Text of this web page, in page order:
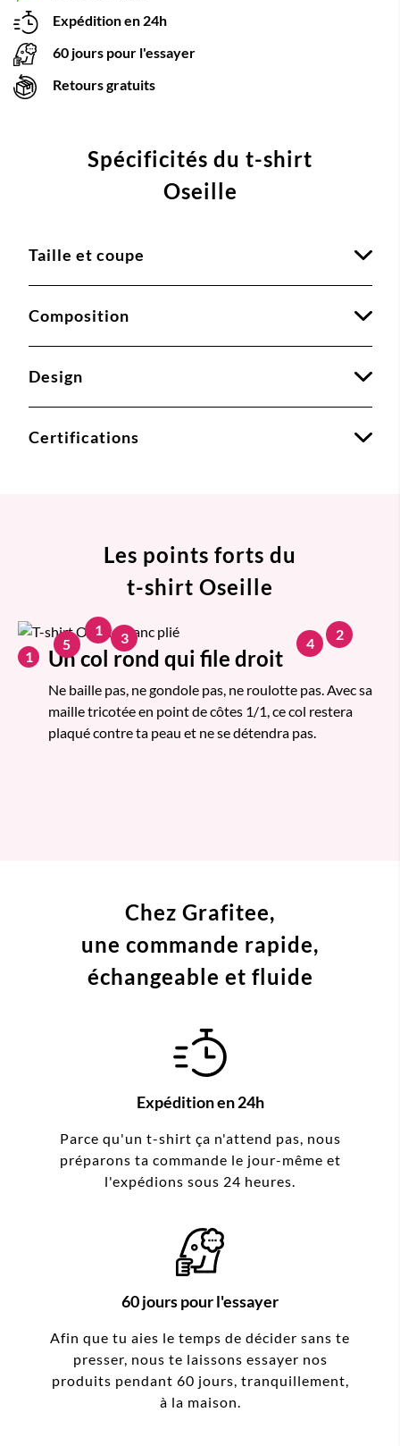
Expédition en 24h
60 jours pour l'essayer
Retours gratuits
Spécificités du t-shirt
Oseille
Taille et coupe
Composition
Design
Certifications
Les points forts du
t-shirt Oseille
1 Un col rond qui file droit
Ne baille pas, ne gondole pas, ne roulotte pas. Avec sa
maille tricotée en point de côtes 1/1, ce col restera
plaqué contre ta peau et ne se détendra pas.
1 2
3 4
5
Chez Grafitee,
une commande rapide,
échangeable et fluide
Expédition en 24h
Parce qu'un t-shirt ça n'attend pas, nous
préparons ta commande le jour-même et
l'expédions sous 24 heures.
60 jours pour l'essayer
Afin que tu aies le temps de décider sans te
presser, nous te laissons essayer nos
produits pendant 60 jours, tranquillement,
à la maison.